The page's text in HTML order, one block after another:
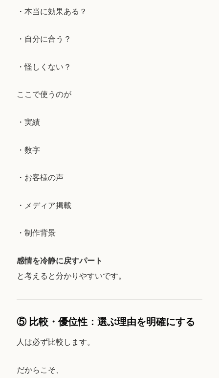
・本当に効果ある？
・自分に合う？
・怪しくない？
ここで使うのが
・実績
・数字
・お客様の声
・メディア掲載
・制作背景
感情を冷静に戻すパート
と考えると分かりやすいです。
⑤ 比較・優位性：選ぶ理由を明確にする
人は必ず比較します。
だからこそ、